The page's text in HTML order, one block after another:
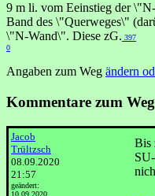
9 m li. vom Eeinstieg der
Band des \"Querweges\"
\"N-Wand\". Diese zG. 397
0
Angaben zum Weg ändern
Kommentare zum
Jacob
Trültzsch
08.09.2020
21:57
geändert:
10.09.2020
Bis